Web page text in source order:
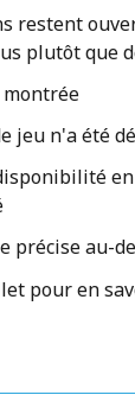
restent
plutôt que
montrée
jeu n'a été
précise au-
pour en